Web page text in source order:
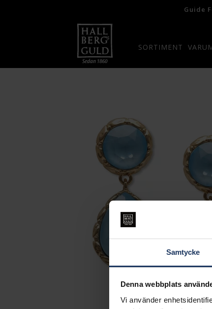
Samtycke
Denna webbplats
Vi använder
Guide
SORTIMENT